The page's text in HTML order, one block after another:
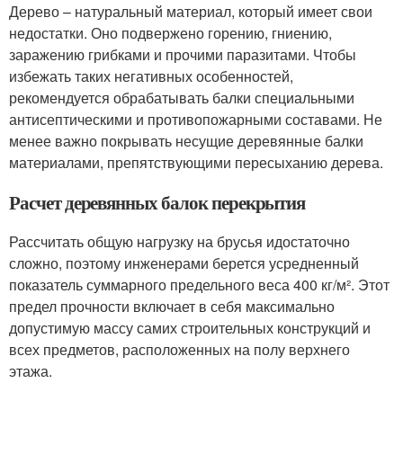
Дерево – натуральный материал, который имеет свои
недостатки. Оно подвержено горению, гниению,
заражению грибками и прочими паразитами. Чтобы
избежать таких негативных особенностей,
рекомендуется обрабатывать балки специальными
антисептическими и противопожарными составами. Не
менее важно покрывать несущие деревянные балки
материалами, препятствующими пересыханию дерева.
Расчет деревянных балок перекрытия
Рассчитать общую нагрузку на брусья идостаточно
сложно, поэтому инженерами берется усредненный
показатель суммарного предельного веса 400 кг/м². Этот
предел прочности включает в себя максимально
допустимую массу самих строительных конструкций и
всех предметов, расположенных на полу верхнего
этажа.